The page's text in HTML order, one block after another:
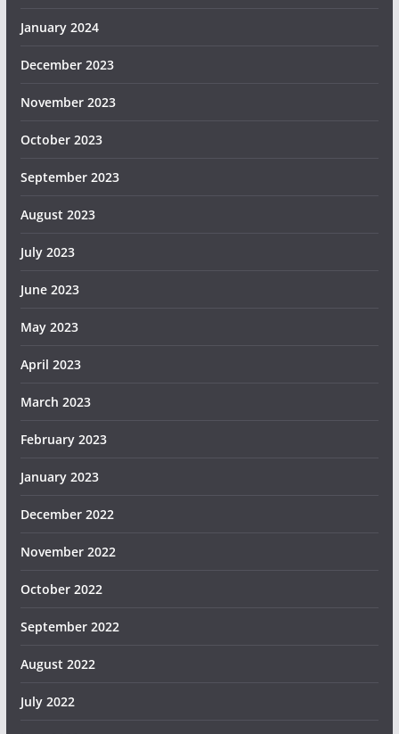
January 2024
December 2023
November 2023
October 2023
September 2023
August 2023
July 2023
June 2023
May 2023
April 2023
March 2023
February 2023
January 2023
December 2022
November 2022
October 2022
September 2022
August 2022
July 2022